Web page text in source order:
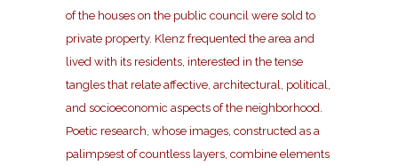
of the houses on the public council were sold to
private property. Klenz frequented the area and
lived with its residents, interested in the tense
tangles that relate affective, architectural, political,
and socioeconomic aspects of the neighborhood.
Poetic research, whose images, constructed as a
palimpsest of countless layers, combine elements